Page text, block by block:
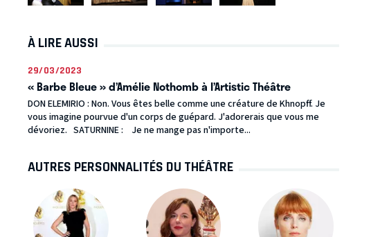
À LIRE AUSSI
29/03/2023
« Barbe Bleue » d’Amélie Nothomb à l’Artistic Théâtre
DON ELEMIRIO : Non. Vous êtes belle comme une créature de Khnopff. Je
vous imagine pourvue d'un corps de guépard. J'adorerais que vous me
dévoriez. SATURNINE : Je ne mange pas n'importe...
AUTRES PERSONNALITÉS DU THÉÂTRE